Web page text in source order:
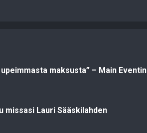
maksusta” – Main Eventin
missasi Lauri Sääskilahden